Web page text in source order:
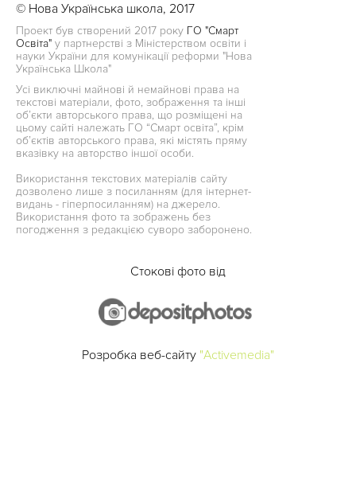
© Нова Українська школа, 2017
Проект був створений 2017 року ГО "Смарт
Освіта" у партнерстві з Міністерством освіти і
науки України для комунікації реформи "Нова
Українська Школа"
Усі виключні майнові й немайнові права на
текстові матеріали, фото, зображення та інші
об’єкти авторського права, що розміщені на
цьому сайті належать ГО “Смарт освіта”, крім
об’єктів авторського права, які містять пряму
вказівку на авторство іншої особи.
Використання текстових матеріалів сайту
дозволено лише з посиланням (для інтернет-
видань - гіперпосиланням) на джерело.
Використання фото та зображень без
погодження з редакцією суворо заборонено.
Стокові фото від
Розробка веб-сайту "Activemedia"